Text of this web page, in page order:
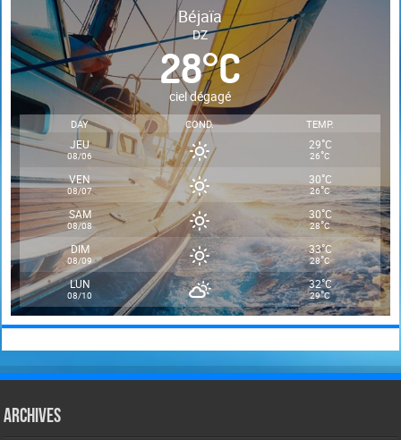
Béjaïa
DZ
28°C
ciel dégagé
DAY COND. TEMP.
JEU
08/06
29°C
26°C
VEN
08/07
30°C
26°C
SAM
08/08
30°C
28°C
DIM
08/09
33°C
28°C
LUN
08/10
32°C
29°C
Archives